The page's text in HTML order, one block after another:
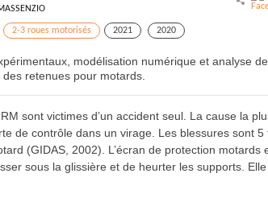
2-3 roues motorisés 2021 2020
modélisation numérique et analyse de
retenues pour motards.
sont victimes d’un accident seul. La cause la
de contrôle dans un virage. Les blessures sont 5
(GIDAS, 2002). L’écran de protection motards
sous la glissière et de heurter les supports.